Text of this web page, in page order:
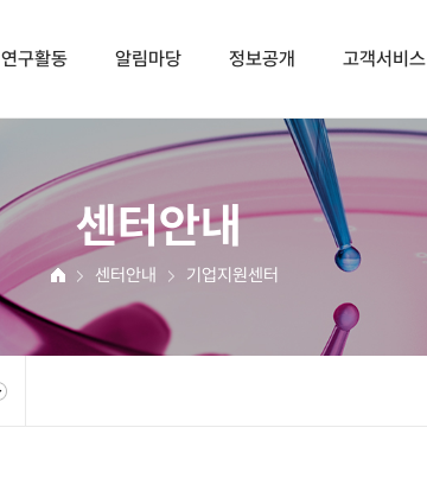
연구활동
연구논문
지식재산권
연구보고서
알림마당
알림마당
공지사항
채용공고
정보공개
청
고객서비스
센터안내
센터안내 기업지원센터